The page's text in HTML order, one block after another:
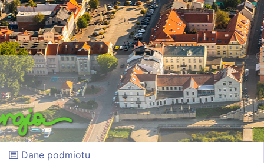
Dane podmiotu